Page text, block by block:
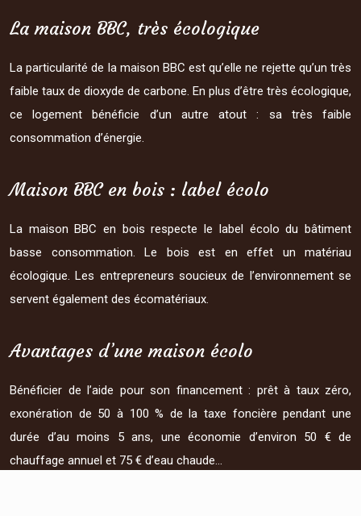
La maison BBC, très écologique
La particularité de la maison BBC est qu’elle ne rejette qu’un très
faible taux de dioxyde de carbone. En plus d’être très écologique,
ce logement bénéficie d’un autre atout : sa très faible
consommation d’énergie.
Maison BBC en bois : label écolo
La maison BBC en bois respecte le label écolo du bâtiment
basse consommation. Le bois est en effet un matériau
écologique. Les entrepreneurs soucieux de l’environnement se
servent également des écomatériaux.
Avantages d’une maison écolo
Bénéficier de l’aide pour son financement : prêt à taux zéro,
exonération de 50 à 100 % de la taxe foncière pendant une
durée d’au moins 5 ans, une économie d’environ 50 € de
chauffage annuel et 75 € d’eau chaude…